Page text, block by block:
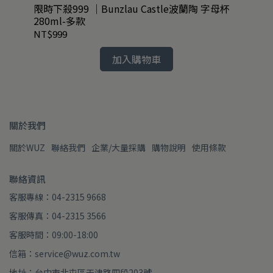
限時下殺999 ｜Bunzlau Castle波蘭陶 字母杯
280ml-多款
NT$999
加入購物車
關於我們
關於WUZ 聯絡我們 企業/大量採購 購物說明 使用條款
聯絡資訊
客服專線：04-2315 9668
客服傳真：04-2315 3566
客服時間：09:00-18:00
信箱：service@wuz.com.tw